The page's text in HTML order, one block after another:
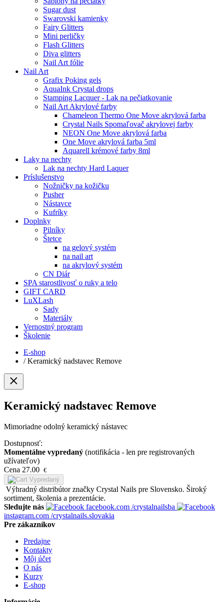
Sugar dust
Swarovski kamienky
Fairy Glitters
Mini perličky
Flash Glitters
Diva glitters
Nail Art fólie
Nail Art
Grafix Poking gels
AquaInk Crystal drops
Stamping Lacquer - Lak na pečiatkovanie
Nail Art Akrylové farby
Chameleon Thermo One Move akrylová farba
Crystal Nails Spomaľovač akrylovej farby
NEON One Move akrylová farba
One Move akrylová farba 5ml
Aquarell krémové farby 8ml
Laky na nechty
Lak na nechty Hard Laquer
Príslušenstvo
Nožničky na kožičku
Pusher
Nástavce
Kufríky
Doplnky
Pilníky
Štetce
na gelový systém
na nail art
na akrylový systém
CN Diár
SPA starostlivosť o ruky a telo
GIFT CARD
LuXLash
Sady
Materiály
Vernostný program
Školenie
E-shop
/ Keramický nadstavec Remove
Keramický nadstavec Remove
Mimoriadne odolný keramický nástavec
Dostupnosť:
Momentálne vypredaný (notifikácia - len pre registrovaných
užívateľov)
Cena 27.00 €
Vypredaný
Výhradný distribútor značky Crystal Nails pre Slovensko. Široký
sortiment, školenia a prezentácie.
Sledujte nás
facebook.com /crystalnailsba
instagram.com /crystalnails.slovakia
Pre zákazníkov
Predajne
Kontakty
Môj účet
O nás
Kurzy
E-shop